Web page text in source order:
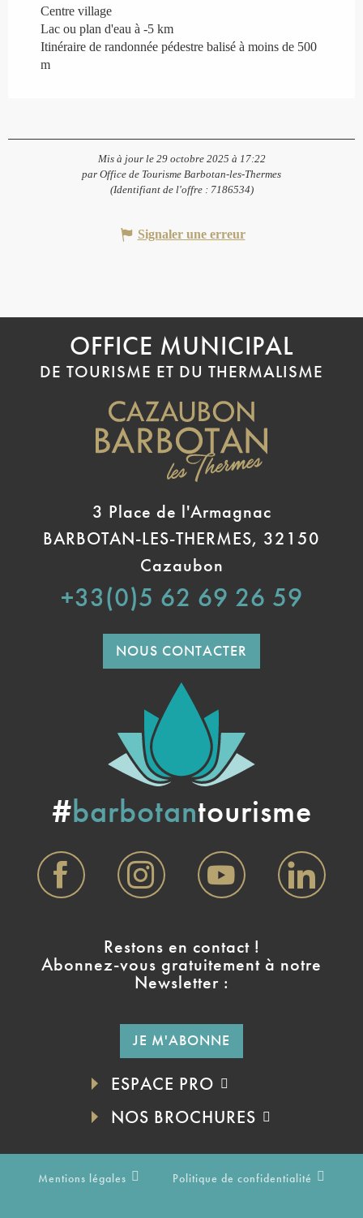
Centre village
Lac ou plan d'eau à -5 km
Itinéraire de randonnée pédestre balisé à moins de 500
m
Mis à jour le 29 octobre 2025 à 17:22
par Office de Tourisme Barbotan-les-Thermes
(Identifiant de l'offre : 7186534)
Signaler une erreur
OFFICE MUNICIPAL
DE TOURISME ET DU THERMALISME
3 Place de l'Armagnac
BARBOTAN-LES-THERMES, 32150
Cazaubon
+33(0)5 62 69 26 59
NOUS CONTACTER
#barbotantourisme
Restons en contact !
Abonnez-vous gratuitement à notre
Newsletter :
JE M'ABONNE
ESPACE PRO
NOS BROCHURES
Mentions légales Politique de confidentialité